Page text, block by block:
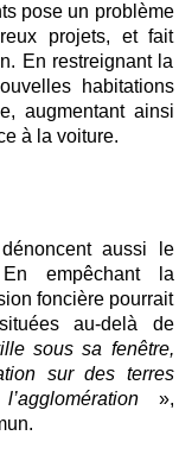
pose un problème
projets, et fait
En restreignant la
habitations
augmentant ainsi
à la voiture.
aussi le
empêchant la
foncière pourrait
au-delà de
sous sa fenêtre,
sur des terres
»,